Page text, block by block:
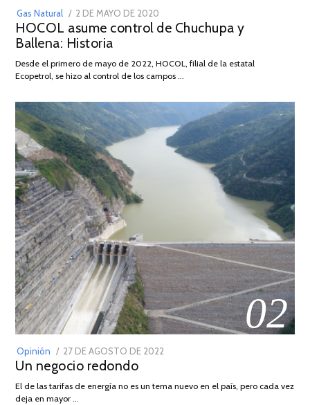
Gas Natural
POSTED
ON
2 DE MAYO DE 2020
DE
2026
HOCOL asume control de Chuchupa y
Ballena: Historia
Desde el primero de mayo de 2022, HOCOL, filial de la estatal
Ecopetrol, se hizo al control de los campos …
02
Opinión
POSTED
ON
27 DE AGOSTO DE 2022
DE
Un negocio redondo
El de las tarifas de energía no es un tema nuevo en el país, pero cada vez
deja en mayor …